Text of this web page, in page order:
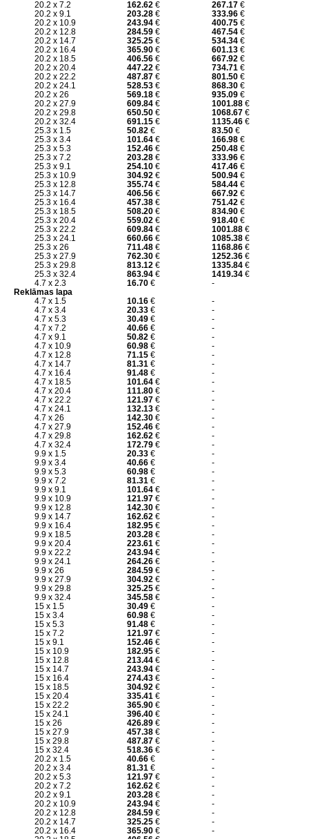
20.2 x 7.2
162.62€ 267.17€
20.2 x 9.1
203.28€ 333.96€
20.2 x 10.9
243.94€ 400.75€
20.2 x 12.8
284.59€ 467.54€
20.2 x 14.7
325.25€ 534.34€
20.2 x 16.4
365.90€ 601.13€
20.2 x 18.5
406.56€ 667.92€
20.2 x 20.4
447.22€ 734.71€
20.2 x 22.2
487.87€ 801.50€
20.2 x 24.1
528.53€ 868.30€
20.2 x 26
569.18€ 935.09€
20.2 x 27.9
609.84€ 1001.88€
20.2 x 29.8
650.50€ 1068.67€
20.2 x 32.4
691.15€ 1135.46€
25.3 x 1.5
50.82€ 83.50€
25.3 x 3.4
101.64€ 166.98€
25.3 x 5.3
152.46€ 250.48€
25.3 x 7.2
203.28€ 333.96€
25.3 x 9.1
254.10€ 417.46€
25.3 x 10.9
304.92€ 500.94€
25.3 x 12.8
355.74€ 584.44€
25.3 x 14.7
406.56€ 667.92€
25.3 x 16.4
457.38€ 751.42€
25.3 x 18.5
508.20€ 834.90€
25.3 x 20.4
559.02€ 918.40€
25.3 x 22.2
609.84€ 1001.88€
25.3 x 24.1
660.66€ 1085.38€
25.3 x 26
711.48€ 1168.86€
25.3 x 27.9
762.30€ 1252.36€
25.3 x 29.8
813.12€ 1335.84€
25.3 x 32.4
863.94€ 1419.34€
4.7 x 2.3
16.70€
-
Reklāmas lapa
4.7 x 1.5
10.16€
-
4.7 x 3.4
20.33€
-
4.7 x 5.3
30.49€
-
4.7 x 7.2
40.66€
-
4.7 x 9.1
50.82€
-
4.7 x 10.9
60.98€
-
4.7 x 12.8
71.15€
-
4.7 x 14.7
81.31€
-
4.7 x 16.4
91.48€
-
4.7 x 18.5
101.64€
-
4.7 x 20.4
111.80€
-
4.7 x 22.2
121.97€
-
4.7 x 24.1
132.13€
-
4.7 x 26
142.30€
-
4.7 x 27.9
152.46€
-
4.7 x 29.8
162.62€
-
4.7 x 32.4
172.79€
-
9.9 x 1.5
20.33€
-
9.9 x 3.4
40.66€
-
9.9 x 5.3
60.98€
-
9.9 x 7.2
81.31€
-
9.9 x 9.1
101.64€
-
9.9 x 10.9
121.97€
-
9.9 x 12.8
142.30€
-
9.9 x 14.7
162.62€
-
9.9 x 16.4
182.95€
-
9.9 x 18.5
203.28€
-
9.9 x 20.4
223.61€
-
9.9 x 22.2
243.94€
-
9.9 x 24.1
264.26€
-
9.9 x 26
284.59€
-
9.9 x 27.9
304.92€
-
9.9 x 29.8
325.25€
-
9.9 x 32.4
345.58€
-
15 x 1.5
30.49€
-
15 x 3.4
60.98€
-
15 x 5.3
91.48€
-
15 x 7.2
121.97€
-
15 x 9.1
152.46€
-
15 x 10.9
182.95€
-
15 x 12.8
213.44€
-
15 x 14.7
243.94€
-
15 x 16.4
274.43€
-
15 x 18.5
304.92€
-
15 x 20.4
335.41€
-
15 x 22.2
365.90€
-
15 x 24.1
396.40€
-
15 x 26
426.89€
-
15 x 27.9
457.38€
-
15 x 29.8
487.87€
-
15 x 32.4
518.36€
-
20.2 x 1.5
40.66€
-
20.2 x 3.4
81.31€
-
20.2 x 5.3
121.97€
-
20.2 x 7.2
162.62€
-
20.2 x 9.1
203.28€
-
20.2 x 10.9
243.94€
-
20.2 x 12.8
284.59€
-
20.2 x 14.7
325.25€
-
20.2 x 16.4
365.90€
-